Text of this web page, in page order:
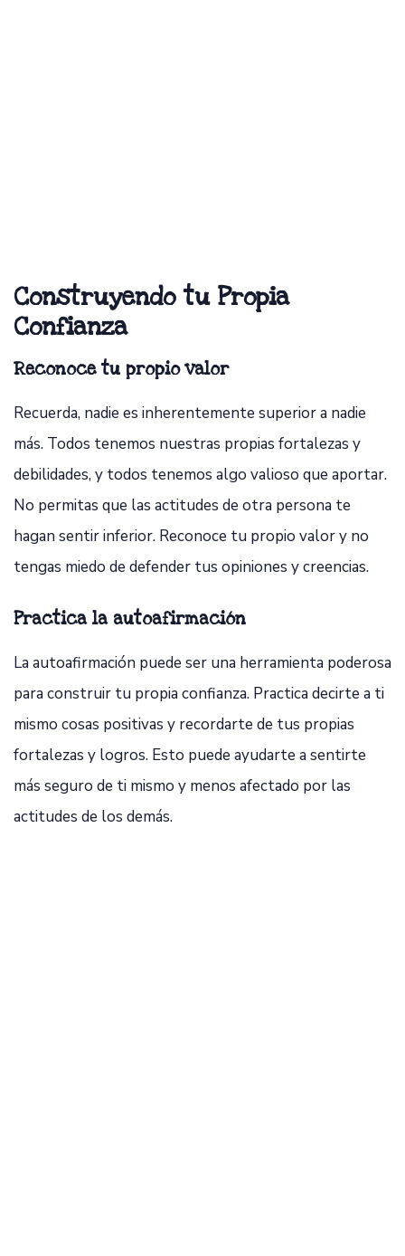
Construyendo tu Propia
Confianza
Reconoce tu propio valor
Recuerda, nadie es inherentemente superior a nadie
más. Todos tenemos nuestras propias fortalezas y
debilidades, y todos tenemos algo valioso que aportar.
No permitas que las actitudes de otra persona te
hagan sentir inferior. Reconoce tu propio valor y no
tengas miedo de defender tus opiniones y creencias.
Practica la autoafirmación
La autoafirmación puede ser una herramienta poderosa
para construir tu propia confianza. Practica decirte a ti
mismo cosas positivas y recordarte de tus propias
fortalezas y logros. Esto puede ayudarte a sentirte
más seguro de ti mismo y menos afectado por las
actitudes de los demás.